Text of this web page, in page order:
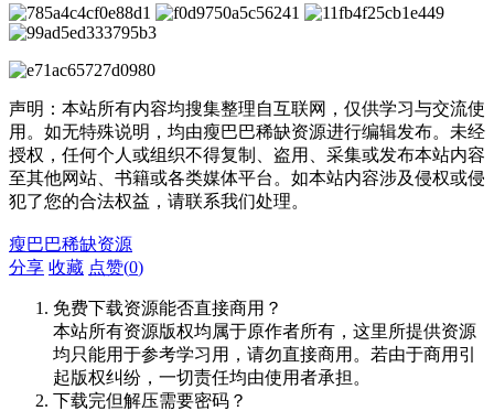
声明：本站所有内容均搜集整理自互联网，仅供学习与交流使
用。如无特殊说明，均由瘦巴巴稀缺资源进行编辑发布。未经
授权，任何个人或组织不得复制、盗用、采集或发布本站内容
至其他网站、书籍或各类媒体平台。如本站内容涉及侵权或侵
犯了您的合法权益，请联系我们处理。
瘦巴巴稀缺资源
分享 收藏 点赞(0)
免费下载资源能否直接商用？
本站所有资源版权均属于原作者所有，这里所提供资源
均只能用于参考学习用，请勿直接商用。若由于商用引
起版权纠纷，一切责任均由使用者承担。
下载完但解压需要密码？